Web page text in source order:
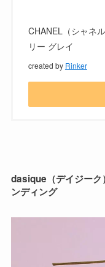
CHANEL（シャネ
リー グレイ
created by Rinker
dasique（デイジーク
ンディング